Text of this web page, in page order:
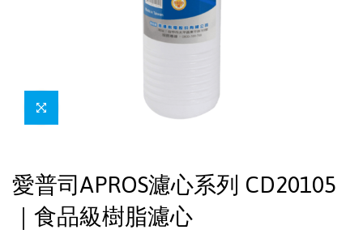
愛普司APROS濾心系列 CD20105
｜食品級樹脂濾心